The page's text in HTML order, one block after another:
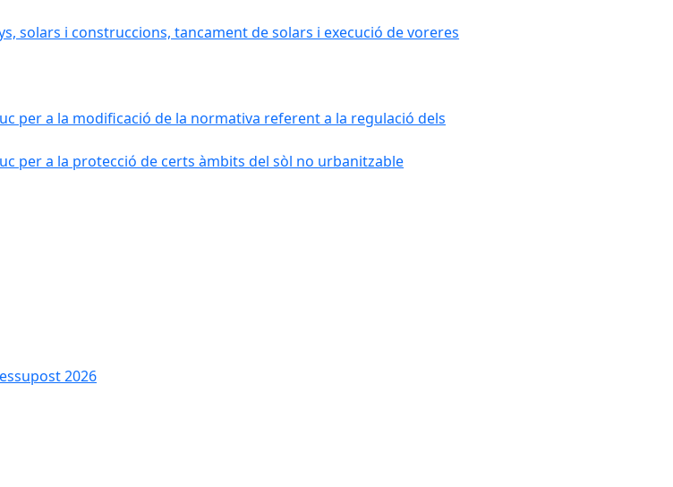
solars i construccions, tancament de solars i execució de voreres
per a la modificació de la normativa referent a la regulació dels
per a la protecció de certs àmbits del sòl no urbanitzable
2026